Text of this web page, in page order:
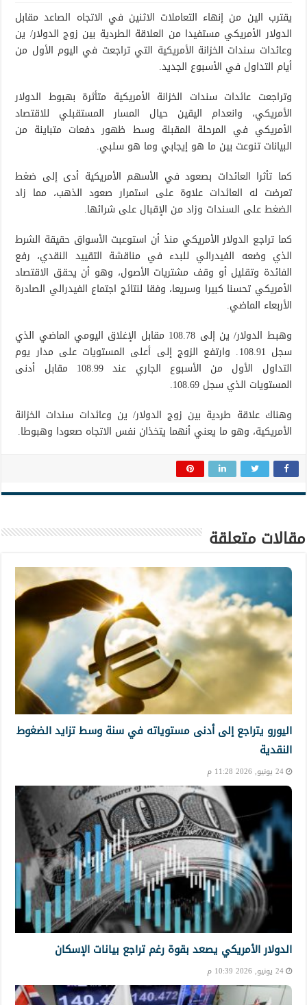
يقترب الين من إنهاء التعاملات الاثنين في الاتجاه الصاعد مقابل
الدولار الأمريكي مستفيدا من العلاقة الطردية بين زوج الدولار/ ين
وعائدات سندات الخزانة الأمريكية التي تراجعت في اليوم الأول من
أيام التداول في الأسبوع الجديد.
وتراجعت عائدات سندات الخزانة الأمريكية متأثرة بهبوط الدولار
الأمريكي، وانعدام اليقين حيال المسار المستقبلي للاقتصاد
الأمريكي في المرحلة المقبلة وسط ظهور دفعات متباينة من
البيانات تنوعت بين ما هو إيجابي وما هو سلبي.
كما تأثرا العائدات بصعود في الأسهم الأمريكية أدى إلى ضغط
تعرضت له العائدات علاوة على استمرار صعود الذهب، مما زاد
الضغط على السندات وزاد من الإقبال على شرائها.
كما تراجع الدولار الأمريكي منذ أن استوعبت الأسواق حقيقة الشرط
الذي وضعه الفيدرالي للبدء في مناقشة التقييد النقدي، رفع
الفائدة وتقليل أو وقف مشتريات الأصول، وهو أن يحقق الاقتصاد
الأمريكي تحسنا كبيرا وسريعا، وفقا لنتائج اجتماع الفيدرالي الصادرة
الأربعاء الماضي.
وهبط الدولار/ ين إلى 108.78 مقابل الإغلاق اليومي الماضي الذي
سجل 108.91. وارتفع الزوج إلى أعلى المستويات على مدار يوم
التداول الأول من الأسبوع الجاري عند 108.99 مقابل أدنى
المستويات الذي سجل 108.69.
وهناك علاقة طردية بين زوج الدولار/ ين وعائدات سندات الخزانة
الأمريكية، وهو ما يعني أنهما يتخذان نفس الاتجاه صعودا وهبوطا.
مقالات متعلقة
اليورو يتراجع إلى أدنى مستوياته في سنة وسط تزايد الضغوط
النقدية
24 يونيو, 2026 11:28 م
الدولار الأمريكي يصعد بقوة رغم تراجع بيانات الإسكان
24 يونيو, 2026 10:39 م